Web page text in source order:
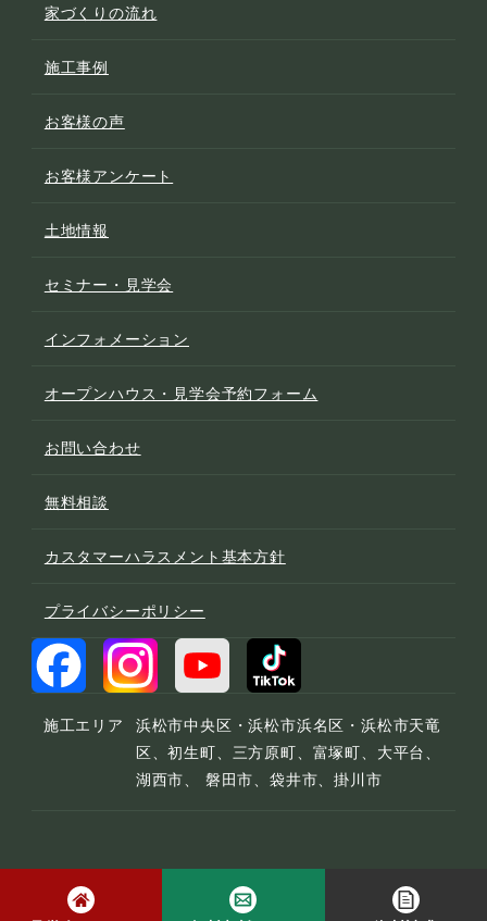
家づくりの流れ
施工事例
お客様の声
お客様アンケート
土地情報
セミナー・見学会
インフォメーション
オープンハウス・見学会予約フォーム
お問い合わせ
無料相談
カスタマーハラスメント基本方針
プライバシーポリシー
施工エリア
浜松市中央区・浜松市浜名区・浜松市天竜
区、初生町、三方原町、富塚町、大平台、
湖西市、 磐田市、袋井市、掛川市